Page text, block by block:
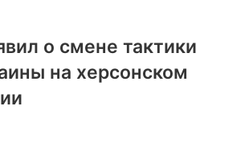
о смене тактики
на херсонском